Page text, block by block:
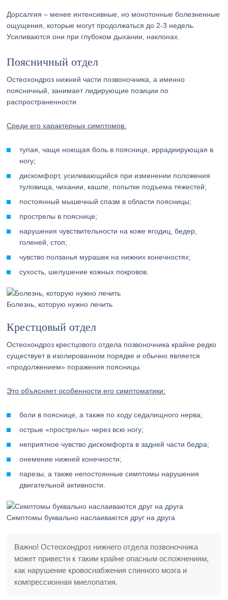
Дорсалгия – менее интенсивные, но монотонные болезненные
ощущения, которые могут продолжаться до 2-3 недель.
Усиливаются они при глубоком дыхании, наклонах.
Поясничный отдел
Остеохондроз нижней части позвоночника, а именно
поясничный, занимает лидирующие позиции по
распространенности.
Среди его характерных симптомов:
тупая, чаще ноющая боль в пояснице, иррадиирующая в
ногу;
дискомфорт, усиливающийся при изменении положения
туловища, чихании, кашле, попытке подъема тяжестей;
постоянный мышечный спазм в области поясницы;
прострелы в пояснице;
нарушения чувствительности на коже ягодиц, бедер,
голеней, стоп;
чувство ползанья мурашек на нижних конечностях;
сухость, шелушение кожных покровов.
Болезнь, которую нужно лечить
Крестцовый отдел
Остеохондроз крестцового отдела позвоночника крайне редко
существует в изолированном порядке и обычно является
«продолжением» поражения поясницы.
Это объясняет особенности его симптоматики:
боли в пояснице, а также по ходу седалищного нерва;
острые «прострелы» через всю ногу;
неприятное чувство дискомфорта в задней части бедра;
онемение нижней конечности;
парезы, а также непостоянные симптомы нарушения
двигательной активности.
Симптомы буквально наслаиваются друг на друга
Важно! Остеохондроз нижнего отдела позвоночника
может привести к таким крайне опасным осложнениям,
как нарушение кровоснабжения спинного мозга и
компрессионная миелопатия.